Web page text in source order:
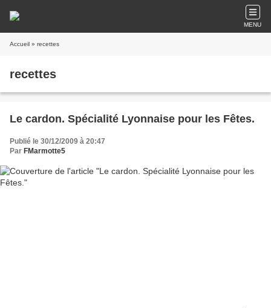
MENU
Accueil » recettes
recettes
Le cardon. Spécialité Lyonnaise pour les Fêtes.
Publié le 30/12/2009 à 20:47
Par FMarmotte5